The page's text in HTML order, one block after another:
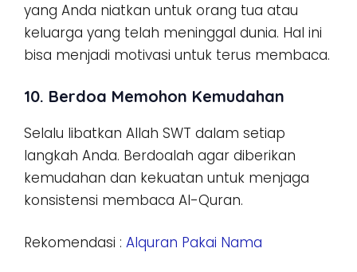
yang Anda niatkan untuk orang tua atau
keluarga yang telah meninggal dunia. Hal ini
bisa menjadi motivasi untuk terus membaca.
10. Berdoa Memohon Kemudahan
Selalu libatkan Allah SWT dalam setiap
langkah Anda. Berdoalah agar diberikan
kemudahan dan kekuatan untuk menjaga
konsistensi membaca Al-Quran.
Rekomendasi : Alquran Pakai Nama